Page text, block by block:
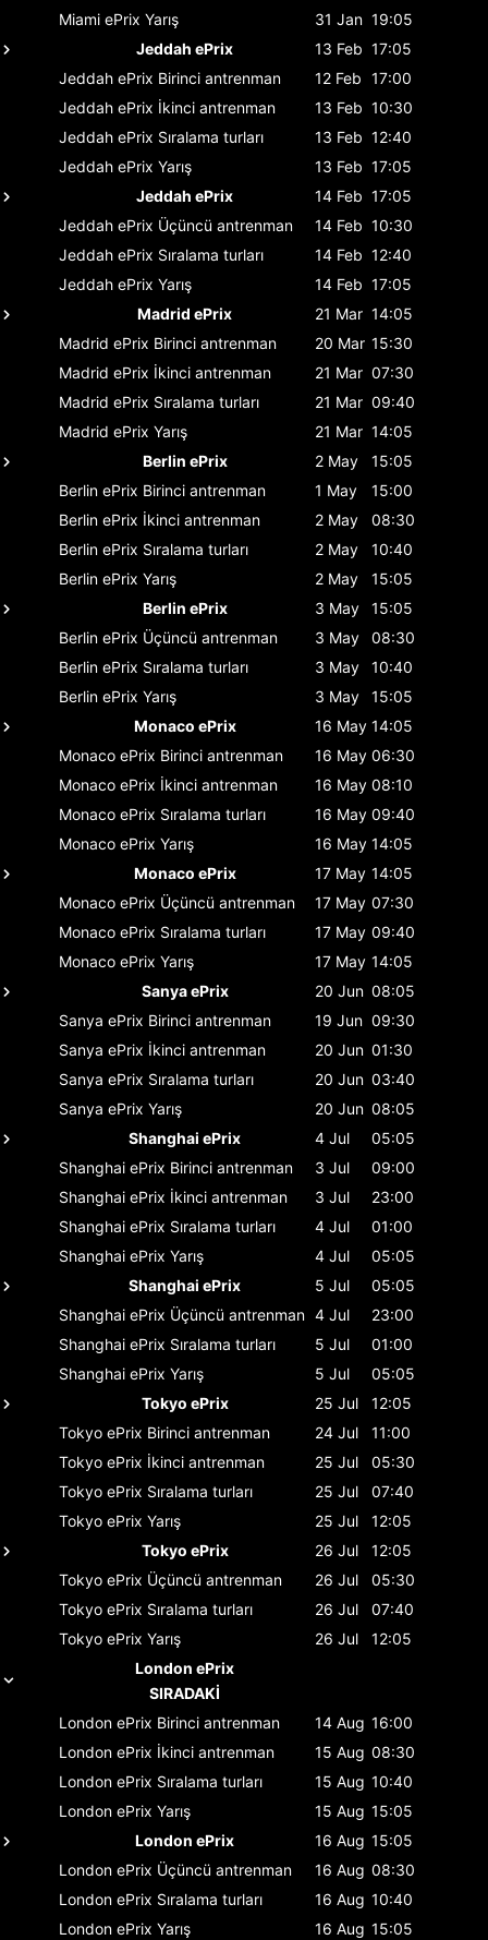
Miami ePrix Yarış 31 Jan 19:05
Jeddah ePrix
13 Feb 17:05
Jeddah ePrix Birinci antrenman 12 Feb 17:00
Jeddah ePrix İkinci antrenman 13 Feb 10:30
Jeddah ePrix Sıralama turları 13 Feb 12:40
Jeddah ePrix Yarış 13 Feb 17:05
Jeddah ePrix
14 Feb 17:05
Jeddah ePrix Üçüncü antrenman 14 Feb 10:30
Jeddah ePrix Sıralama turları 14 Feb 12:40
Jeddah ePrix Yarış 14 Feb 17:05
Madrid ePrix
21 Mar 14:05
Madrid ePrix Birinci antrenman 20 Mar 15:30
Madrid ePrix İkinci antrenman 21 Mar 07:30
Madrid ePrix Sıralama turları 21 Mar 09:40
Madrid ePrix Yarış 21 Mar 14:05
Berlin ePrix
2 May
15:05
Berlin ePrix Birinci antrenman 1 May
15:00
Berlin ePrix İkinci antrenman 2 May
08:30
Berlin ePrix Sıralama turları 2 May
10:40
Berlin ePrix Yarış 2 May
15:05
Berlin ePrix
3 May
15:05
Berlin ePrix Üçüncü antrenman 3 May
08:30
Berlin ePrix Sıralama turları 3 May
10:40
Berlin ePrix Yarış 3 May
15:05
Monaco ePrix
16 May 14:05
Monaco ePrix Birinci antrenman 16 May 06:30
Monaco ePrix İkinci antrenman 16 May 08:10
Monaco ePrix Sıralama turları 16 May 09:40
Monaco ePrix Yarış 16 May 14:05
Monaco ePrix
17 May 14:05
Monaco ePrix Üçüncü antrenman 17 May 07:30
Monaco ePrix Sıralama turları 17 May 09:40
Monaco ePrix Yarış 17 May 14:05
Sanya ePrix
20 Jun 08:05
Sanya ePrix Birinci antrenman 19 Jun 09:30
Sanya ePrix İkinci antrenman 20 Jun 01:30
Sanya ePrix Sıralama turları 20 Jun 03:40
Sanya ePrix Yarış 20 Jun 08:05
Shanghai ePrix
4 Jul
05:05
Shanghai ePrix Birinci antrenman 3 Jul
09:00
Shanghai ePrix İkinci antrenman 3 Jul
23:00
Shanghai ePrix Sıralama turları 4 Jul
01:00
Shanghai ePrix Yarış 4 Jul
05:05
Shanghai ePrix
5 Jul
05:05
Shanghai ePrix Üçüncü antrenman 4 Jul
23:00
Shanghai ePrix Sıralama turları 5 Jul
01:00
Shanghai ePrix Yarış 5 Jul
05:05
Tokyo ePrix
25 Jul
12:05
Tokyo ePrix Birinci antrenman 24 Jul
11:00
Tokyo ePrix İkinci antrenman 25 Jul
05:30
Tokyo ePrix Sıralama turları 25 Jul
07:40
Tokyo ePrix Yarış 25 Jul
12:05
Tokyo ePrix
26 Jul
12:05
Tokyo ePrix Üçüncü antrenman 26 Jul
05:30
Tokyo ePrix Sıralama turları 26 Jul
07:40
Tokyo ePrix Yarış 26 Jul
12:05
London ePrix
SIRADAKİ
London ePrix Birinci antrenman 14 Aug 16:00
London ePrix İkinci antrenman 15 Aug 08:30
London ePrix Sıralama turları 15 Aug 10:40
London ePrix Yarış 15 Aug 15:05
London ePrix
16 Aug 15:05
London ePrix Üçüncü antrenman 16 Aug 08:30
London ePrix Sıralama turları 16 Aug 10:40
London ePrix Yarış 16 Aug 15:05